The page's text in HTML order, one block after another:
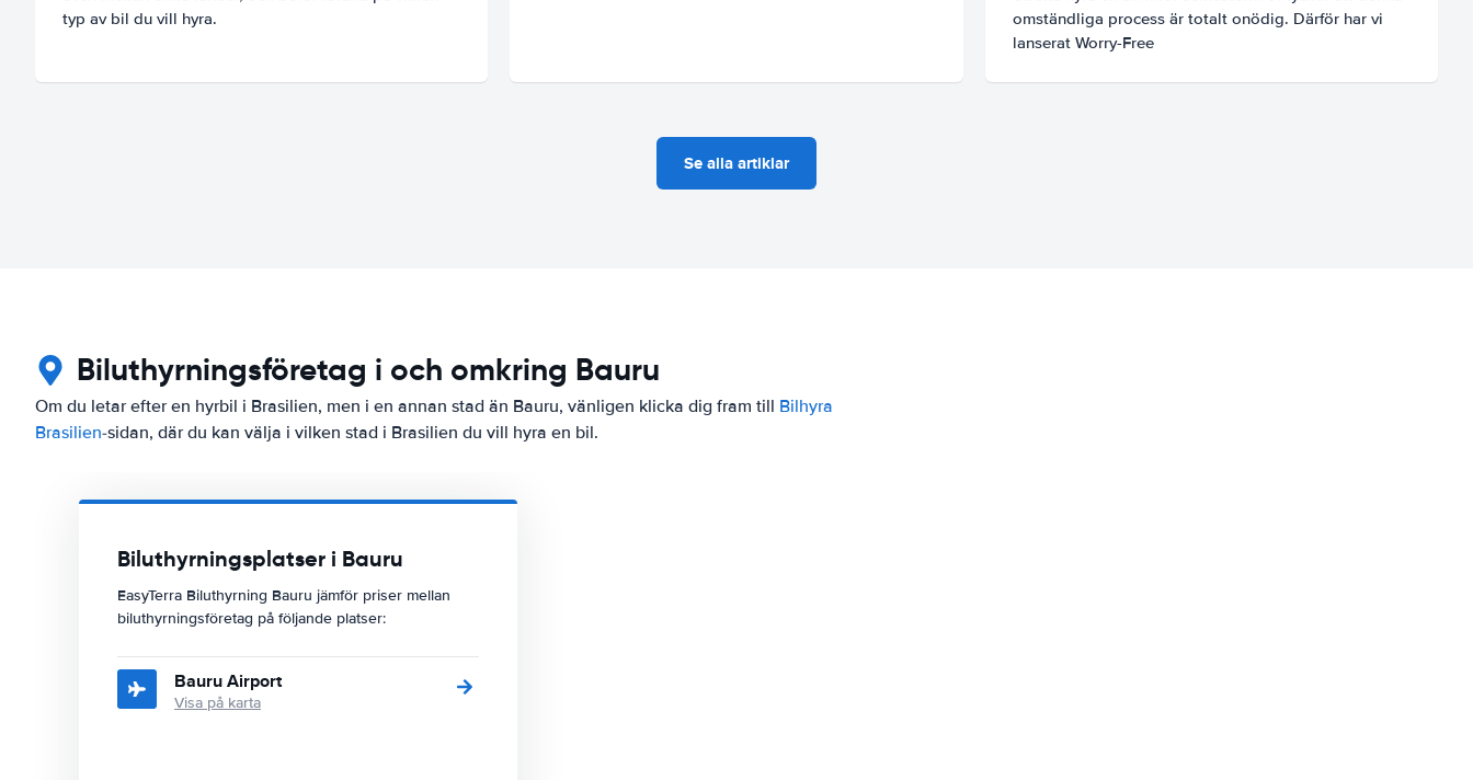
typ av bil du vill hyra.
omständliga process är totalt onödig. Därför har vi
lanserat Worry-Free
Se alla artiklar
Biluthyrningsföretag i och omkring Bauru
Om du letar efter en hyrbil i Brasilien, men i en annan stad än Bauru, vänligen klicka dig fram till Bilhyra
Brasilien-sidan, där du kan välja i vilken stad i Brasilien du vill hyra en bil.
Biluthyrningsplatser i Bauru
EasyTerra Biluthyrning Bauru jämför priser mellan
biluthyrningsföretag på följande platser:
Bauru Airport
Visa på karta